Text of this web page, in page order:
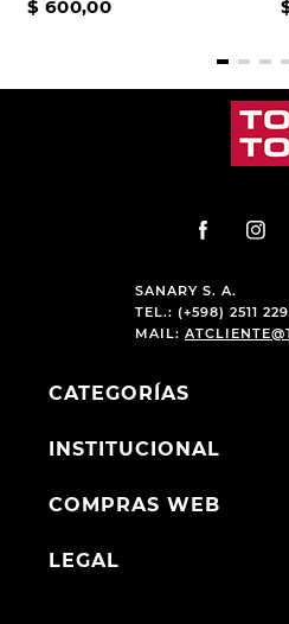
$ 600,00
SANARY S. A.
TEL.: (+598) 2511
MAIL:
CATEGORÍAS
INSTITUCIONAL
COMPRAS WEB
LEGAL